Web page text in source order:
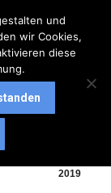
2019
und
wir Cookies,
diese